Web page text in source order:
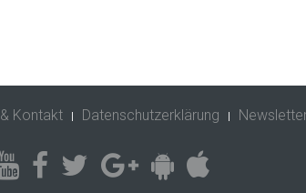
Kontakt Datenschutzerklärung